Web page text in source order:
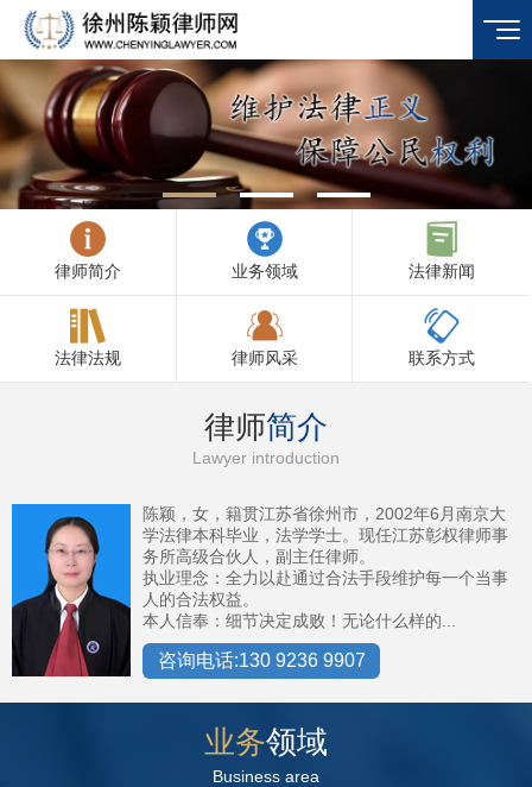
律师简介 业务领域 法律新闻
法律法规 律师风采 联系方式
律师简介
Lawyer introduction
陈颖，女，籍贯江苏省徐州市，2002年6月南京大
学法律本科毕业，法学学士。现任江苏彰权律师事
务所高级合伙人，副主任律师。
执业理念：全力以赴通过合法手段维护每一个当事
人的合法权益。
本人信奉：细节决定成败！无论什么样的...
咨询电话:130 9236 9907
业务领域
Business area